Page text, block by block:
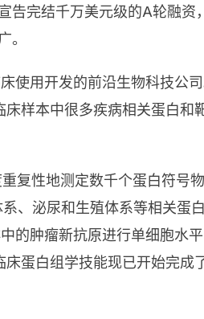
完结千万美元级的A轮融
。
使用开发的前沿生物科技公
样本中很多疾病相关蛋白
性地测定数千个蛋白符号
、泌尿和生殖体系等相关蛋
的肿瘤新抗原进行单细胞水
蛋白组学技能现已开始完成